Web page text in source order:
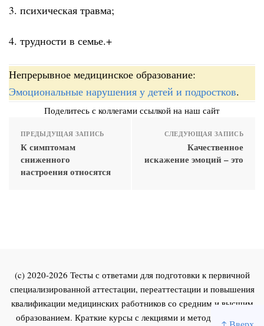
3. психическая травма;
4. трудности в семье.+
Непрерывное медицинское образование:
Эмоциональные нарушения у детей и подростков.
Поделитесь с коллегами ссылкой на наш сайт
ПРЕДЫДУЩАЯ ЗАПИСЬ
К симптомам
сниженного
настроения относятся
СЛЕДУЮЩАЯ ЗАПИСЬ
Качественное
искажение эмоций – это
(c) 2020-2026 Тесты с ответами для подготовки к первичной
специализированной аттестации, переаттестации и повышения
квалификации медицинских работников со средним и высшим
образованием. Краткие курсы с лекциями и методическими